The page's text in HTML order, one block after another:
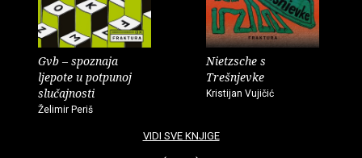
Gvb – spoznaja
ljepote u potpunoj
slučajnosti
Želimir Periš
Nietzsche s
Trešnjevke
Kristijan Vujičić
VIDI SVE KNJIGE